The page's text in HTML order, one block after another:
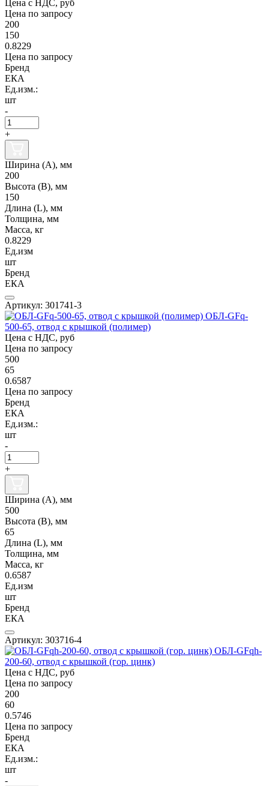
Цена с НДС, руб
Цена по запросу
200
150
0.8229
Цена по запросу
Бренд
ЕКА
Ед.изм.:
шт
-
+
Ширина (А), мм
200
Высота (В), мм
150
Длина (L), мм
Толщина, мм
Масса, кг
0.8229
Ед.изм
шт
Бренд
ЕКА
Артикул: 301741-3
ОБЛ-GFq-
500-65, отвод с крышкой (полимер)
Цена с НДС, руб
Цена по запросу
500
65
0.6587
Цена по запросу
Бренд
ЕКА
Ед.изм.:
шт
-
+
Ширина (А), мм
500
Высота (В), мм
65
Длина (L), мм
Толщина, мм
Масса, кг
0.6587
Ед.изм
шт
Бренд
ЕКА
Артикул: 303716-4
ОБЛ-GFqh-
200-60, отвод с крышкой (гор. цинк)
Цена с НДС, руб
Цена по запросу
200
60
0.5746
Цена по запросу
Бренд
ЕКА
Ед.изм.:
шт
-